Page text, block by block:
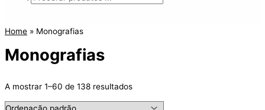
Home » Monografias
Monografias
A mostrar 1–60 de 138 resultados